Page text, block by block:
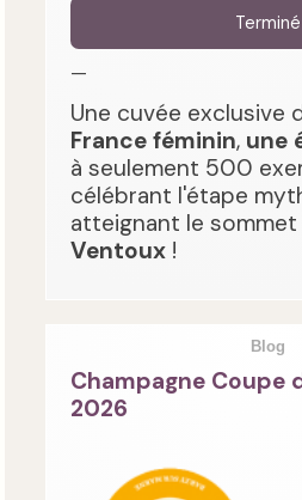
Terminé
—
Une cuvée exclusive
France féminin, une
à seulement 500
célébrant l'étape
atteignant le sommet
Ventoux !
Blog
Champagne Coupe
2026